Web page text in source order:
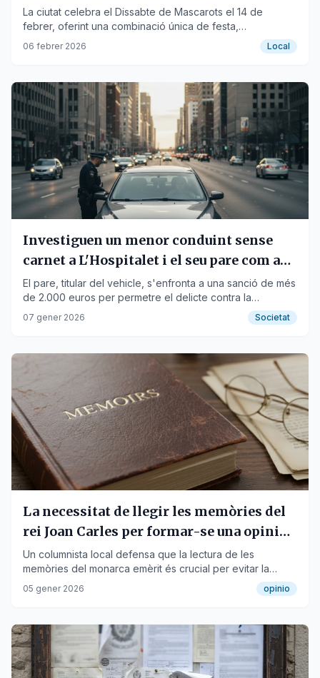
Geltrú
La ciutat celebra el Dissabte de Mascarots el 14 de
febrer, oferint una combinació única de festa,
gastronomia i relaxació per a tots els públics.
06 febrer 2026 Local
Investiguen un menor conduint sense
carnet a L'Hospitalet i el seu pare com a
cooperador
El pare, titular del vehicle, s'enfronta a una sanció de més
de 2.000 euros per permetre el delicte contra la
seguretat viària.
07 gener 2026 Societat
La necessitat de llegir les memòries del
rei Joan Carles per formar-se una opinió
sòlida
Un columnista local defensa que la lectura de les
memòries del monarca emèrit és crucial per evitar la
condemna automàtica o l'adoració acrítica.
05 gener 2026 opinio